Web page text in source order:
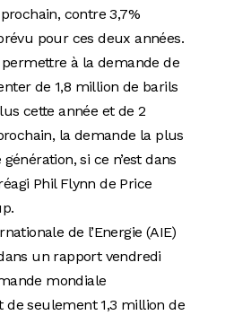
contre 3,7%
pour ces deux années.
permettre à la demande de
de 1,8 million de barils
cette année et de 2
la demande la plus
si ce n’est dans
Phil Flynn de Price
de l’Energie (AIE)
un rapport vendredi
mondiale
de seulement 1,3 million de